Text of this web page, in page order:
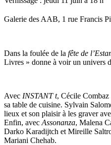
Galerie des AAB, 1 rue Francis
Dans la foulée de la fête de
Livres » donne à voir un univers
Avec INSTANT t, Cécile
sa table de cuisine. Sylvain
lieux et son plaisir à les graver
Enfin, avec Assonanza, Malena
Darko Karadijtch et Mireille
Mariani Chehab.